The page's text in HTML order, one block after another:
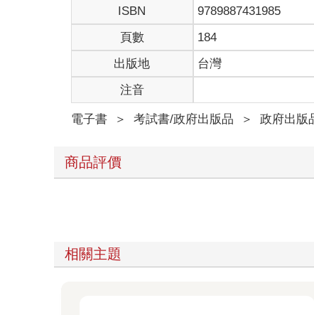
ISBN
9789887431985
頁數
184
出版地
台灣
注音
電子書 ＞ 考試書/政府出版品 ＞ 政府出版
商品評價
相關主題